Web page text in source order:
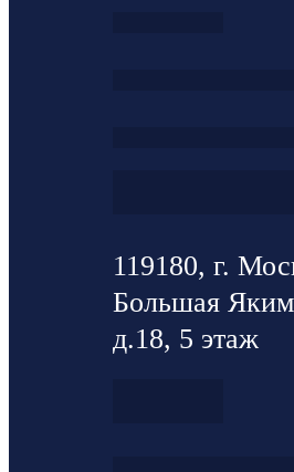
119180, г.
Большая
д.18, 5 этаж